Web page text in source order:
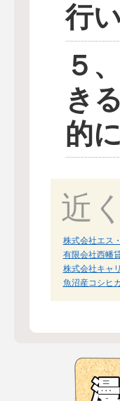
行い
５
き
的
近
株式会社エス
有限会社西幡
株式会社キャ
魚沼産コシヒ